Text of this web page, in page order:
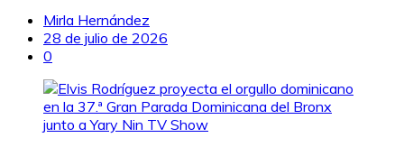
Mirla Hernández
28 de julio de 2026
0